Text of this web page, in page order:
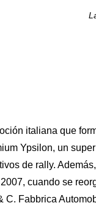
italiana que
Ypsilon, un
de rally.
cuando se
C. Fabbrica